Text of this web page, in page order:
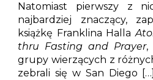
Natomiast pierwszy z
najbardziej znaczący,
książkę Franklina Halla
thru Fasting and Prayer,
grupy wierzących z
zebrali się w San Diego